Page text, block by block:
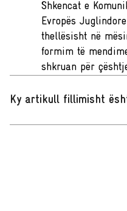
Shkencat e
Evropës
thellësisht në
formim të
shkruan për
Ky artikull fillimisht